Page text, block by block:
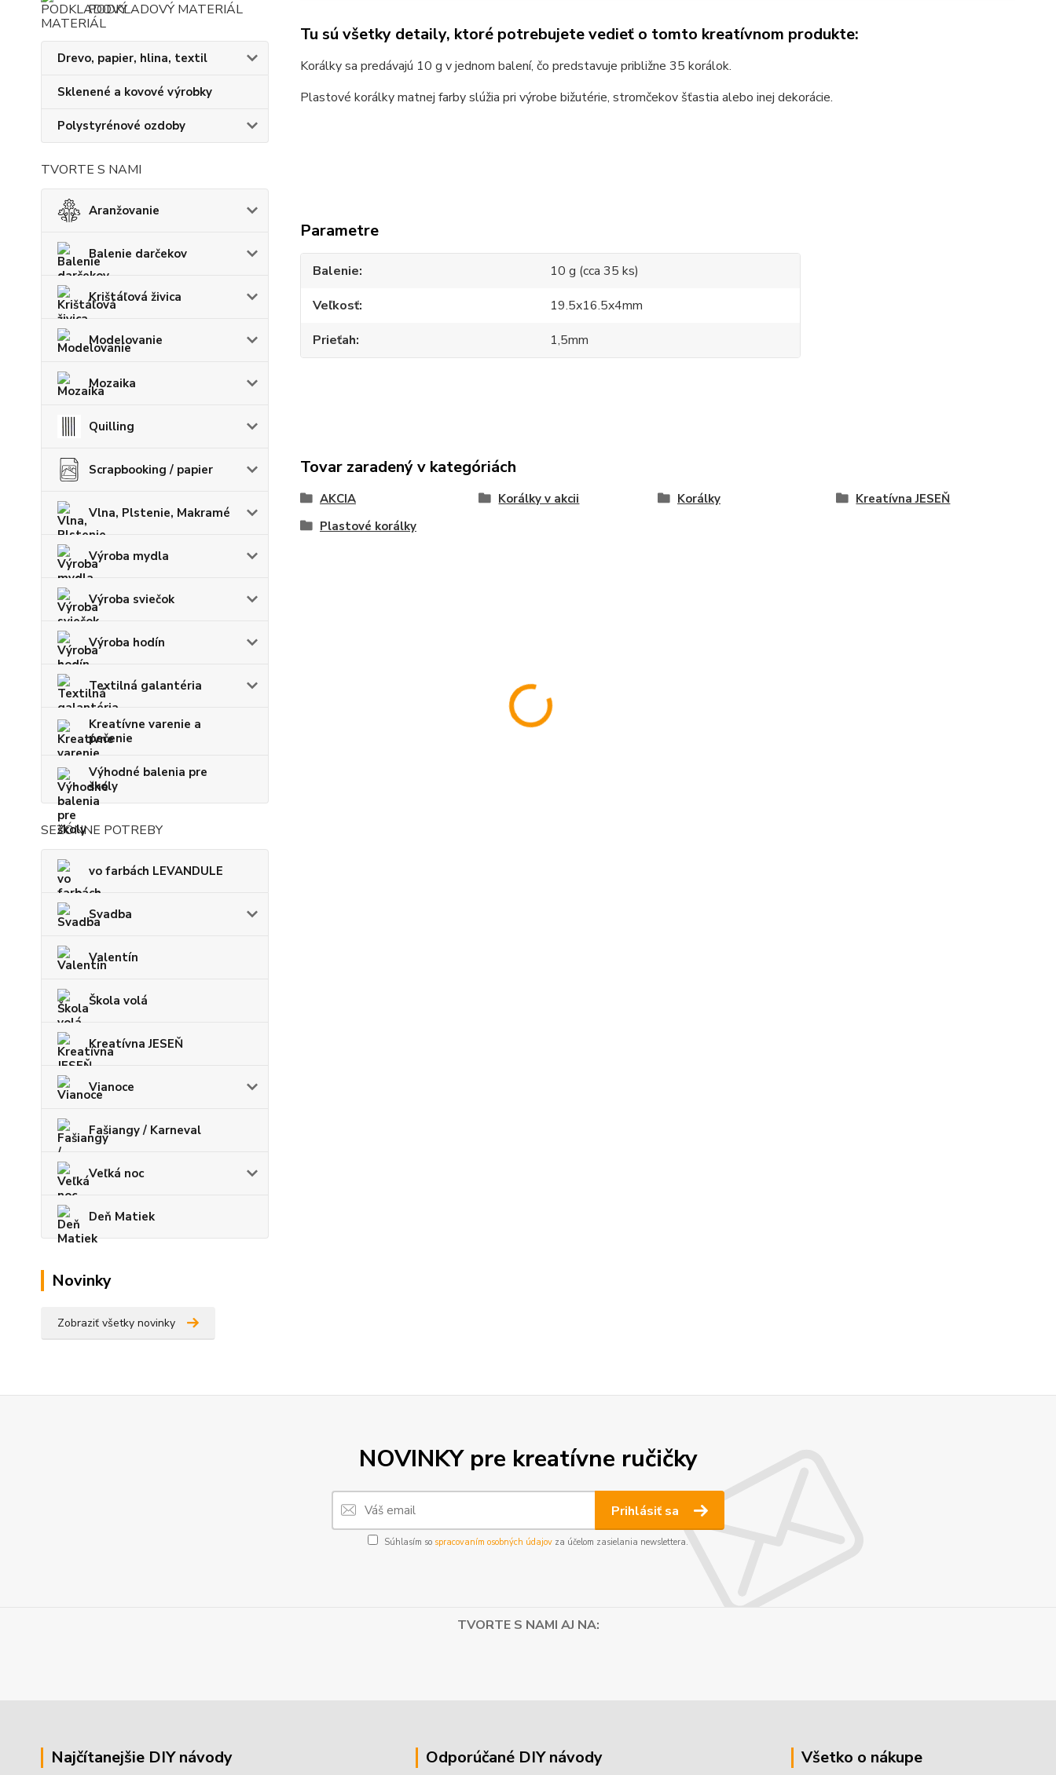
PODKLADOVÝ MATERIÁL
Drevo, papier, hlina, textil
Sklenené a kovové výrobky
Polystyrénové ozdoby
TVORTE S NAMI
Aranžovanie
Balenie darčekov
Krištáľová živica
Modelovanie
Mozaika
Quilling
Scrapbooking / papier
Vlna, Plstenie, Makramé
Výroba mydla
Výroba sviečok
Výroba hodín
Textilná galantéria
Kreatívne varenie a
pečenie
Výhodné balenia pre
školy
SEZÓNNE POTREBY
vo farbách LEVANDULE
Svadba
Valentín
Škola volá
Kreatívna JESEŇ
Vianoce
Fašiangy / Karneval
Veľká noc
Deň Matiek
Novinky
Zobraziť všetky novinky
Tu sú všetky detaily, ktoré potrebujete vedieť o tomto kreatívnom produkte:
Korálky sa predávajú 10 g v jednom balení, čo predstavuje približne 35 korálok.
Plastové korálky matnej farby slúžia pri výrobe bižutérie, stromčekov šťastia alebo inej dekorácie.
Parametre
Balenie
10 g (cca 35 ks)
Veľkosť
19.5x16.5x4mm
Prieťah
1,5mm
Tovar zaradený v kategóriách
AKCIA Korálky v akcii Korálky
Kreatívna JESEŇ
Plastové korálky
NOVINKY pre kreatívne ručičky
Prihlásiť sa
Súhlasím so spracovaním osobných údajov za účelom zasielania newslettera.
TVORTE S NAMI AJ NA:
Najčítanejšie DIY návody Odporúčané DIY návody Všetko o nákupe